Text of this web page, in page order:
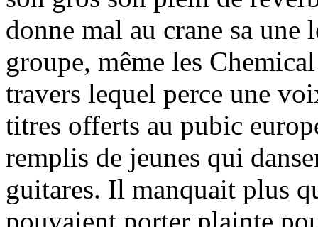
donne mal au crane sa
groupe, même les
travers lequel perce une
titres offerts au pubic
remplis de jeunes qui
guitares. Il manquait plus
pouvaient porter plainte